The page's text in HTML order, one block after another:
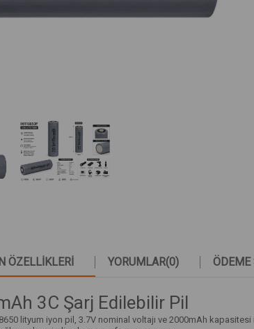
ÖZELLIKLERI YORUMLAR(0) ÖDEME
3C Şarj Edilebilir Pil
lityum iyon pil, 3.7V nominal voltajı ve 2000mAh